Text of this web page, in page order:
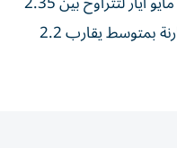
مليون و2.4 مليون برميل يوميا، مقارنة بمتوسط يقارب 2.2